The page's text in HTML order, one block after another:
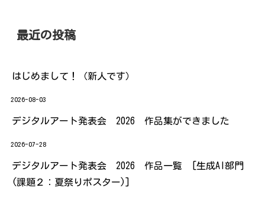
最近の投稿
はじめまして！（新人です）
2026-08-03
デジタルアート発表会 2026 作品集ができました
2026-07-28
デジタルアート発表会 2026 作品一覧 [生成AI部門
(課題２：夏祭りポスター)]